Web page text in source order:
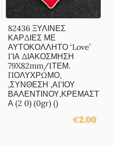
82436 ΞΥΛΙΝΕΣ
ΚΑΡΔΙΕΣ ΜΕ
ΑΥΤΟΚΟΛΛΗΤΟ ‘Love’
ΓΙΑ ΔΙΑΚΟΣΜΗΣΗ
79X82mm/1ΤΕΜ.
ΠΟΛΥΧΡΩΜΟ,
,ΣΥΝΘΕΣΗ ,ΑΓΙΟΥ
ΒΑΛΕΝΤΙΝΟΥ,ΚΡΕΜΑΣΤ
Α (2 0) (0gr) ()
€2.00